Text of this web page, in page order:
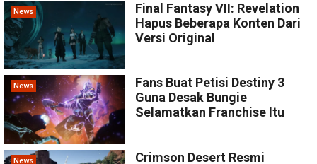
News
Final Fantasy VII: Revelation
Hapus Beberapa Konten Dari
Versi Original
News
Fans Buat Petisi Destiny 3
Guna Desak Bungie
Selamatkan Franchise Itu
News
Crimson Desert Resmi